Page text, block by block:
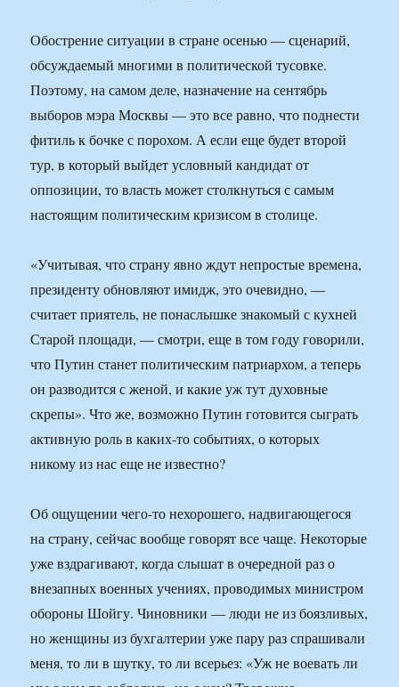
Обострение ситуации в стране осенью — сценарий,
обсуждаемый многими в политической тусовке.
Поэтому, на самом деле, назначение на сентябрь
выборов мэра Москвы — это все равно, что поднести
фитиль к бочке с порохом. А если еще будет второй
тур, в который выйдет условный кандидат от
оппозиции, то власть может столкнуться с самым
настоящим политическим кризисом в столице.
«Учитывая, что страну явно ждут непростые времена,
президенту обновляют имидж, это очевидно, —
считает приятель, не понаслышке знакомый с кухней
Старой площади, — смотри, еще в том году говорили,
что Путин станет политическим патриархом, а теперь
он разводится с женой, и какие уж тут духовные
скрепы». Что же, возможно Путин готовится сыграть
активную роль в каких-то событиях, о которых
никому из нас еще не известно?
Об ощущении чего-то нехорошего, надвигающегося
на страну, сейчас вообще говорят все чаще. Некоторые
уже вздрагивают, когда слышат в очередной раз о
внезапных военных учениях, проводимых министром
обороны Шойгу. Чиновники — люди не из боязливых,
но женщины из бухгалтерии уже пару раз спрашивали
меня, то ли в шутку, то ли всерьез: «Уж не воевать ли